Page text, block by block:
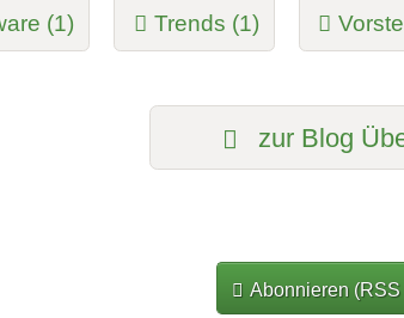
(1) Trends (1)
zur Blog
Abonnieren (RSS